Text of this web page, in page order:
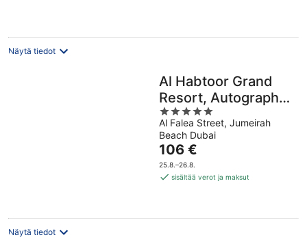
Näytä tiedot
Al Habtoor Grand
Resort, Autograph
Collection®
5
out
of
5
Al Falea Street, Jumeirah
Beach Dubai
Hinta
on
106 €
106 €
25.8.–26.8.
sisältää verot ja maksut
Näytä tiedot